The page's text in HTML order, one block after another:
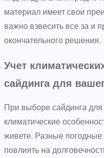
материал имеет свои
важно взвесить все за и
окончательного решения.
Учет
сайдинга для
При выборе сайдинга
климатические
живете. Разные погодные
повлиять на